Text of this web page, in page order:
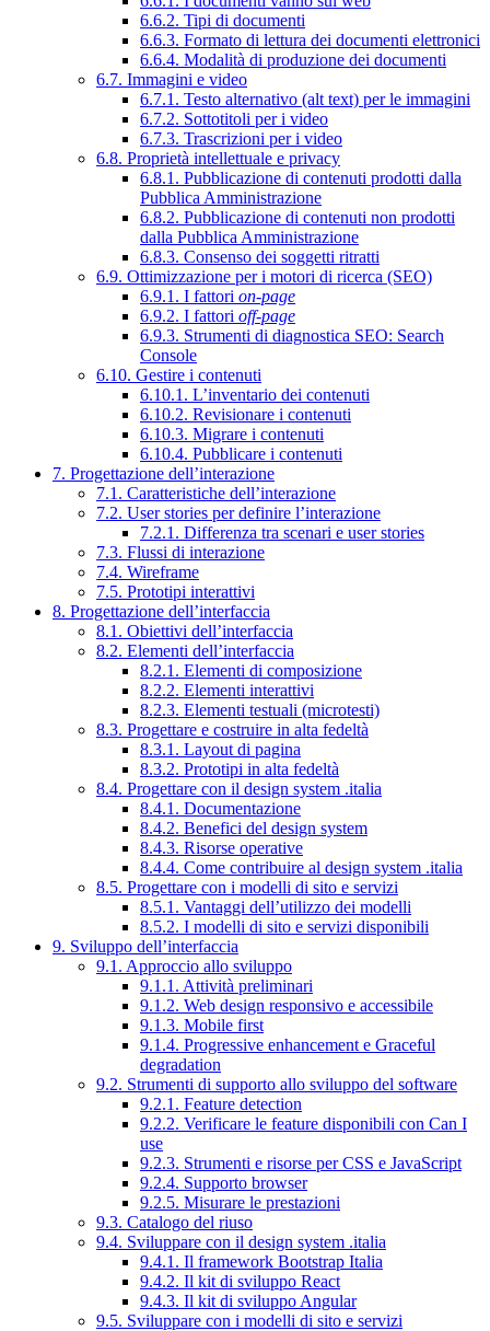
6.6.2. Tipi di documenti
6.6.3. Formato di lettura dei documenti elettronici
6.6.4. Modalità di produzione dei documenti
6.7. Immagini e video
6.7.1. Testo alternativo (alt text) per le immagini
6.7.2. Sottotitoli per i video
6.7.3. Trascrizioni per i video
6.8. Proprietà intellettuale e privacy
6.8.1. Pubblicazione di contenuti prodotti dalla
Pubblica Amministrazione
6.8.2. Pubblicazione di contenuti non prodotti
dalla Pubblica Amministrazione
6.8.3. Consenso dei soggetti ritratti
6.9. Ottimizzazione per i motori di ricerca (SEO)
6.9.1. I fattori on-page
6.9.2. I fattori off-page
6.9.3. Strumenti di diagnostica SEO: Search
Console
6.10. Gestire i contenuti
6.10.1. L’inventario dei contenuti
6.10.2. Revisionare i contenuti
6.10.3. Migrare i contenuti
6.10.4. Pubblicare i contenuti
7. Progettazione dell’interazione
7.1. Caratteristiche dell’interazione
7.2. User stories per definire l’interazione
7.2.1. Differenza tra scenari e user stories
7.3. Flussi di interazione
7.4. Wireframe
7.5. Prototipi interattivi
8. Progettazione dell’interfaccia
8.1. Obiettivi dell’interfaccia
8.2. Elementi dell’interfaccia
8.2.1. Elementi di composizione
8.2.2. Elementi interattivi
8.2.3. Elementi testuali (microtesti)
8.3. Progettare e costruire in alta fedeltà
8.3.1. Layout di pagina
8.3.2. Prototipi in alta fedeltà
8.4. Progettare con il design system .italia
8.4.1. Documentazione
8.4.2. Benefici del design system
8.4.3. Risorse operative
8.4.4. Come contribuire al design system .italia
8.5. Progettare con i modelli di sito e servizi
8.5.1. Vantaggi dell’utilizzo dei modelli
8.5.2. I modelli di sito e servizi disponibili
9. Sviluppo dell’interfaccia
9.1. Approccio allo sviluppo
9.1.1. Attività preliminari
9.1.2. Web design responsivo e accessibile
9.1.3. Mobile first
9.1.4. Progressive enhancement e Graceful
degradation
9.2. Strumenti di supporto allo sviluppo del software
9.2.1. Feature detection
9.2.2. Verificare le feature disponibili con Can I
use
9.2.3. Strumenti e risorse per CSS e JavaScript
9.2.4. Supporto browser
9.2.5. Misurare le prestazioni
9.3. Catalogo del riuso
9.4. Sviluppare con il design system .italia
9.4.1. Il framework Bootstrap Italia
9.4.2. Il kit di sviluppo React
9.4.3. Il kit di sviluppo Angular
9.5. Sviluppare con i modelli di sito e servizi